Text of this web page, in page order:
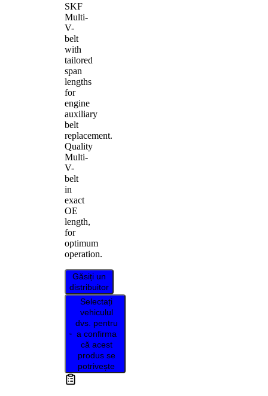
SKF
Multi-
V-
belt
with
tailored
span
lengths
for
engine
auxiliary
belt
replacement.
Quality
Multi-
V-
belt
in
exact
OE
length,
for
optimum
operation.
Găsiți un
distribuitor
Selectați
vehiculul
dvs. pentru
a confirma
că acest
produs se
potrivește